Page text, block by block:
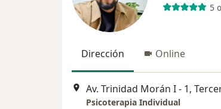
5
Dirección Online
Psicoterapia Individual